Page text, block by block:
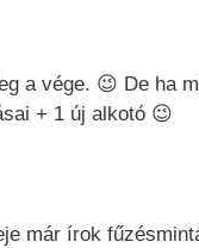
a vége. 😉 De ha
+ 1 új alkotó 😉
már írok